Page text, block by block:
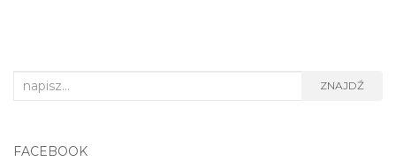
Search for: ZNAJDŹ
FACEBOOK